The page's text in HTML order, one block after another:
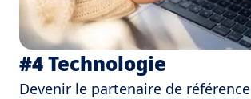
#4 Technologie
Devenir le partenaire de référence